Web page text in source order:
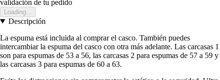
validación de tu pedido
Loading...
Descripción
La espuma está incluida al comprar el casco. También puedes
intercambiar la espuma del casco con otra más adelante. Las carcasas 1
son para espumas de 53 a 56, las carcasas 2 para espumas de 57 a 59 y
las carcasas 3 para espumas de 60 a 63.